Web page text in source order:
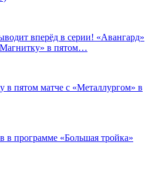
вперёд в серии! «Авангард»
в пятом…
в пятом матче с «Металлургом» в
в программе «Большая тройка»